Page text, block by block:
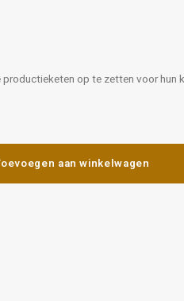
op te zetten voor hun
aan winkelwagen